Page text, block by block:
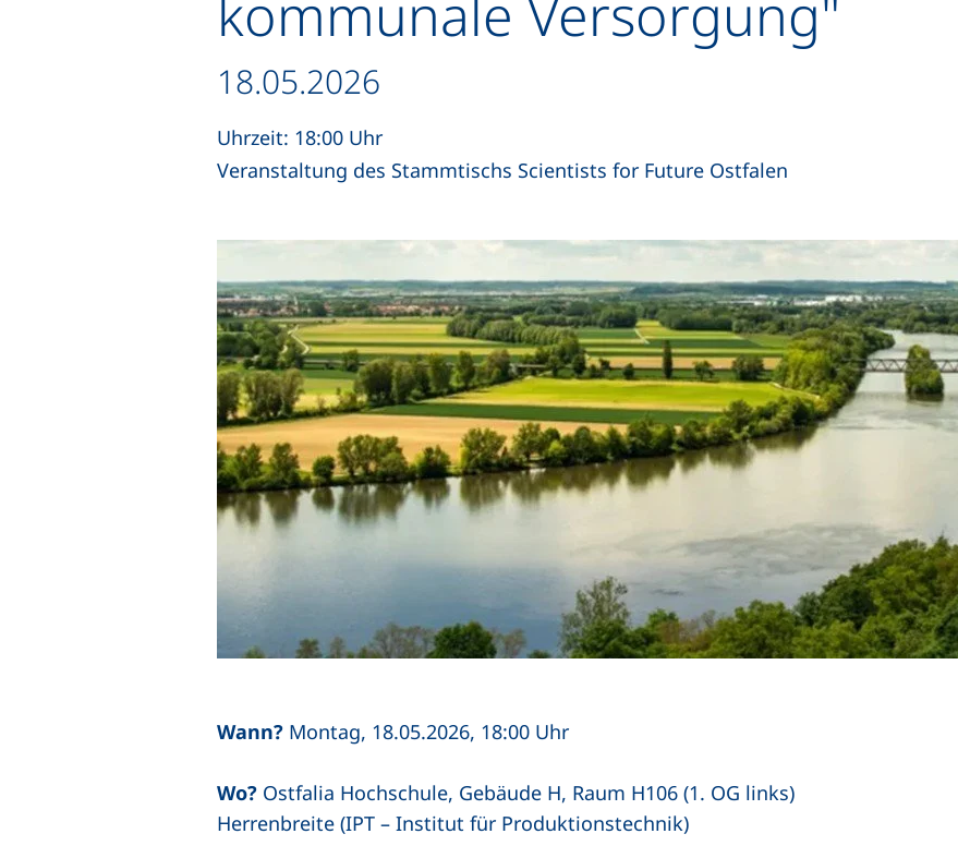
kommunale Versorgung"
Datum / Dauer:
18.05.2026
Uhrzeit: 18:00 Uhr
Veranstaltung des Stammtischs Scientists for Future Ostfalen
Wann? Montag, 18.05.2026, 18:00 Uhr
Wo? Ostfalia Hochschule, Gebäude H, Raum H106 (1. OG links)
Herrenbreite (IPT – Institut für Produktionstechnik)